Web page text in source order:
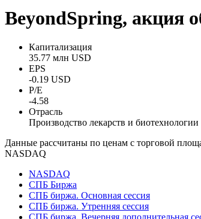
BeyondSpring, акция
Капитализация
35.77 млн USD
EPS
-0.19 USD
P/E
-4.58
Отрасль
Производство лекарств и биотехнологии
Данные рассчитаны по ценам с торговой
NASDAQ
NASDAQ
СПБ Биржа
СПБ биржа. Основная сессия
СПБ биржа. Утренняя сессия